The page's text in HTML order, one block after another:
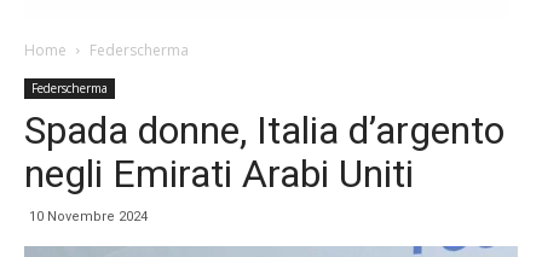
Home Federscherma
Federscherma
Spada donne, Italia d’argento
negli Emirati Arabi Uniti
10 Novembre 2024